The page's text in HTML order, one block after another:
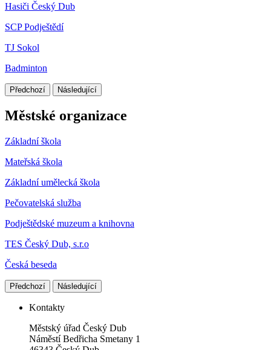
Hasiči Český Dub
SCP Podještědí
TJ Sokol
Badminton
Předchozí Následující
Městské organizace
Základní škola
Mateřská škola
Základní umělecká škola
Pečovatelská služba
Podještědské muzeum a knihovna
TES Český Dub, s.r.o
Česká beseda
Předchozí Následující
Kontakty
Městský úřad Český Dub
Náměstí Bedřicha Smetany 1